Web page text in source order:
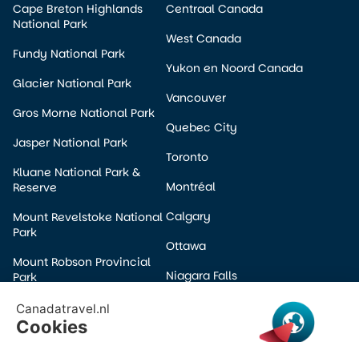
Cape Breton Highlands
National Park
Fundy National Park
Glacier National Park
Gros Morne National Park
Jasper National Park
Kluane National Park &
Reserve
Mount Revelstoke National
Park
Mount Robson Provincial
Park
Pacific Rim National Park
Prince Albert National Park
Centraal Canada
West Canada
Yukon en Noord Canada
Vancouver
Quebec City
Toronto
Montréal
Calgary
Ottawa
Niagara Falls